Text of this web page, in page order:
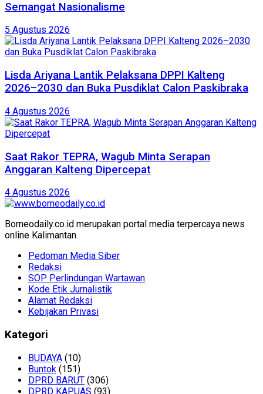
Semangat Nasionalisme
5 Agustus 2026
Lisda Ariyana Lantik Pelaksana DPPI Kalteng
2026–2030 dan Buka Pusdiklat Calon Paskibraka
4 Agustus 2026
Saat Rakor TEPRA, Wagub Minta Serapan
Anggaran Kalteng Dipercepat
4 Agustus 2026
Borneodaily.co.id merupakan portal media terpercaya news
online Kalimantan.
Pedoman Media Siber
Redaksi
SOP Perlindungan Wartawan
Kode Etik Jurnalistik
Alamat Redaksi
Kebijakan Privasi
Kategori
BUDAYA (10)
Buntok (151)
DPRD BARUT (306)
DPRD KAPUAS (93)